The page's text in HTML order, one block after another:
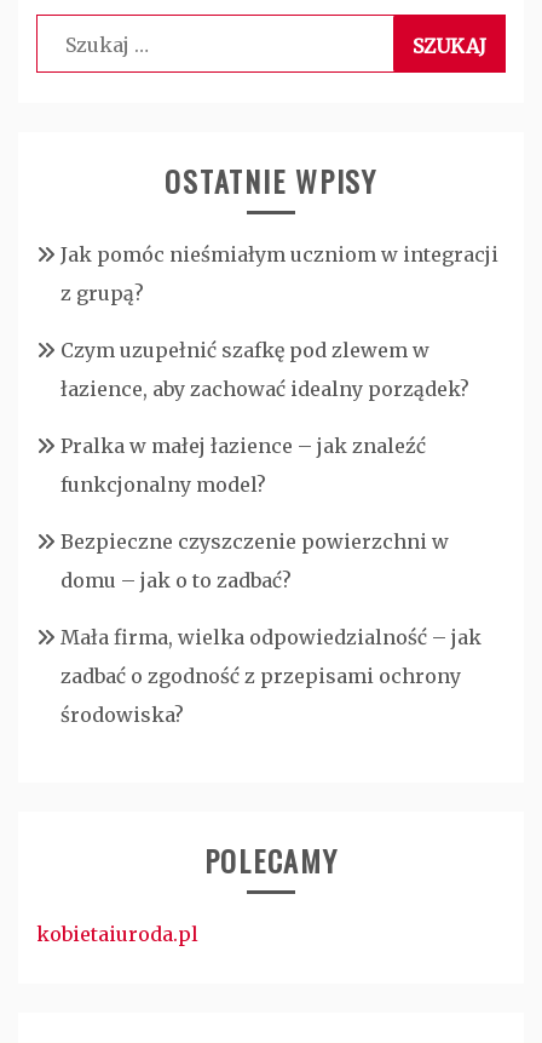
Szukaj:
OSTATNIE WPISY
Jak pomóc nieśmiałym uczniom w integracji
z grupą?
Czym uzupełnić szafkę pod zlewem w
łazience, aby zachować idealny porządek?
Pralka w małej łazience – jak znaleźć
funkcjonalny model?
Bezpieczne czyszczenie powierzchni w
domu – jak o to zadbać?
Mała firma, wielka odpowiedzialność – jak
zadbać o zgodność z przepisami ochrony
środowiska?
POLECAMY
kobietaiuroda.pl